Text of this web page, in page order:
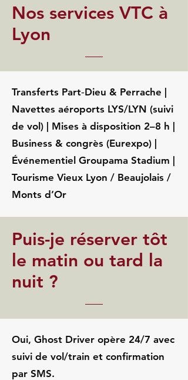
Nos services VTC à
Lyon
Transferts Part‑Dieu & Perrache |
Navettes aéroports LYS/LYN (suivi
de vol) | Mises à disposition 2–8 h |
Business & congrès (Eurexpo) |
Événementiel Groupama Stadium |
Tourisme Vieux Lyon / Beaujolais /
Monts d’Or
Puis-je réserver tôt
le matin ou tard la
nuit ?
Oui, Ghost Driver opère 24/7 avec
suivi de vol/train et confirmation
par SMS.